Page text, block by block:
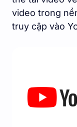
video trong
truy cập vào